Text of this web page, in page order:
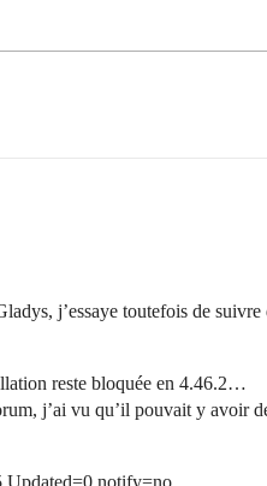
j’essaye toutefois de
reste bloquée en 4.46.2…
j’ai vu qu’il pouvait y avoir
Updated=0 notify=no